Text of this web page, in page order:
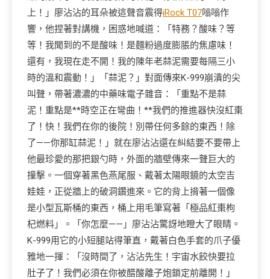
上！」廖沾沾的耳朵被這聲音震得iRock T07嗡嗡作
響，他捏著對講機，困惑地喊道：「特務？酸味？等
等！我聞到的不是酸味！是麵粉過度膨脹的焦慮味！
還有，我現在走不開！我的陳年老蒜泥需要每隔三小
時的溫和震動！」「蒜泥？」對面傳來K-999崩潰的尖
叫聲，帶著濃濃的中藥味電子雜音：「重點不是蒜
泥！重點是**時空正在彎曲！**我們的推進器快沒紅棗
了！快！我們在你的後院！別帶任何多餘的東西！除
了——你那缸蒜泥！」就在廖沾沾還在糾結要不要帶上
他最珍愛的那把銀勺時，外面的牆壁傳來一聲巨大的
撞擊。一個穿著黑色燕尾服、戴著太陽眼鏡的太空吉
娃娃，正從牆上的破洞鑽進來。它的背上揹著一個像
是小型瓦斯桶的東西，桶上用毛筆寫著「極品紅棗枸
杞燃料」。「你怎麼——」廖沾沾驚訝地瞪大了眼睛。
K-999用它的小短腿站得筆直，戴著白色手套的爪子優
雅地一揮：「沒時間了，沾沾先生！宇宙水餃快要拉
肚子了！我們必須在你被醋酸離子炮鎖定前離開！」